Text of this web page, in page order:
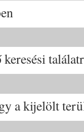
a kijelölt